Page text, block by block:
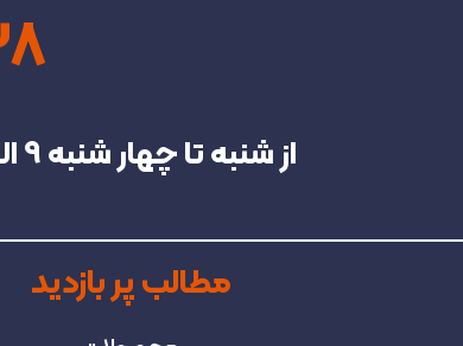
از شنبه تا چهار شنبه‌ 9 الی 17 و پنج شنبه تا 13 در خدمت شما هستیم.
مطالب پر بازدید